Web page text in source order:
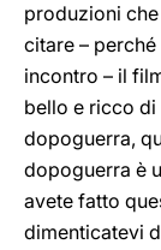
produzioni
citare –
incontro – il
bello e ricco
dopoguerra,
dopoguerra è
avete fatto
dimenticatevi